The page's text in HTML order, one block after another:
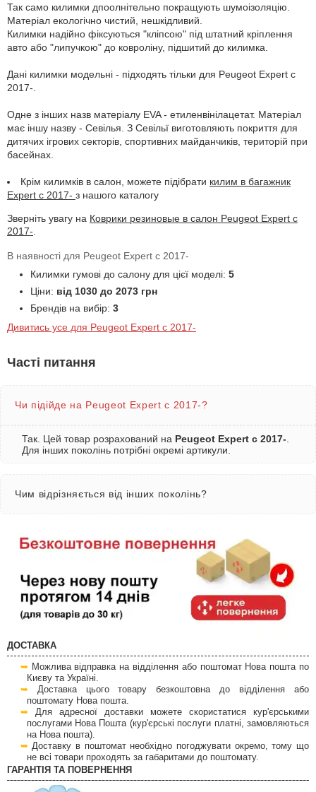
Так само килимки дпоолнітельно покращують шумоізоляцію.
Матеріал екологічно чистий, нешкідливий.
Килимки надійно фіксуються "кліпсою" під штатний кріплення
авто або "липучкою" до ковроліну, підшитий до килимка.
Дані килимки модельні - підходять тільки для Peugeot Expert с
2017-.
Одне з інших назв матеріалу EVA - етиленвінілацетат. Матеріал
має іншу назву - Севілья. З Севільї виготовляють покриття для
дитячих ігрових секторів, спортивних майданчиків, територій при
басейнах.
Крім килимків в салон, можете підібрати килим в багажник
Expert с 2017- з нашого каталогу
Зверніть увагу на Коврики резиновые в салон Peugeot Expert с
2017-
В наявності для Peugeot Expert с 2017-
Килимки гумові до салону для цієї моделі: 5
Ціни: від 1030 до 2073 грн
Брендів на вибір: 3
Дивитись усе для Peugeot Expert с 2017-
Часті питання
Чи підійде на Peugeot Expert с 2017-?
Так. Цей товар розрахований на Peugeot Expert с 2017-
Для інших поколінь потрібні окремі артикули.
Чим відрізняється від інших поколінь?
ДОСТАВКА
Можлива відправка на відділення або поштомат Нова пошта по
Києву та Україні.
Доставка цього товару безкоштовна до відділення або
поштомату Нова пошта.
Для адресної доставки можете скористатися кур'єрськими
послугами Нова Пошта (кур'єрські послуги платні, замовляються
на Нова пошта).
Доставку в поштомат необхідно погоджувати окремо, тому що
не всі товари проходять за габаритами до поштомату.
ГАРАНТІЯ ТА ПОВЕРНЕННЯ